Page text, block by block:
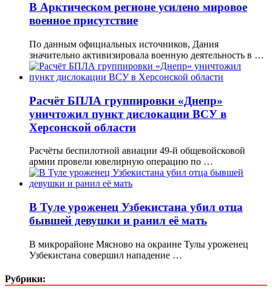
В Арктическом регионе усилено мировое
военное присутствие
По данным официальных источников, Дания
значительно активизировала военную деятельность в …
Расчёт БПЛА группировки «Днепр»
уничтожил пункт дислокации ВСУ в
Херсонской области
Расчёты беспилотной авиации 49-й общевойсковой
армии провели ювелирную операцию по …
В Туле уроженец Узбекистана убил отца
бывшей девушки и ранил её мать
В микрорайоне Мясново на окраине Тулы уроженец
Узбекистана совершил нападение …
Рубрики: